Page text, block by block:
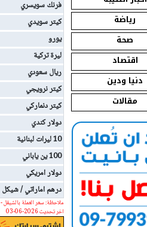
رياضة
صحة
اقتصاد
دنيا ودين
مقالات
فرنك سويسري
كيتر سويدي
يورو
ليرة تركية
ريال سعودي
كيتر نرويجي
كيتر دنماركي
دولار كندي
10 ليرات لبنانية
100 ين ياباني
دولار امريكي
درهم اماراتي / شيكل
ملاحظة: سعر العملة بالشيقل -
اخر تحديث 2026-06-03